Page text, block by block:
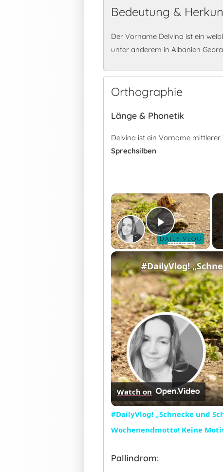
Bedeutung &
Der Vorname Delvina ist ein
unter anderem in Albanien
Orthographie
Länge & Phonetik
Delvina ist ein Vorname
Sprechsilben.
×
Play Video
Watch on
#DailyVlog! „Schnecke und
Wochenendmotto! Keine
Pallindrom: